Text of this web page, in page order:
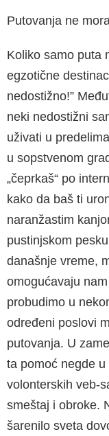
Putovanja ne
Koliko samo puta
egzotične
nedostižno!”
neki nedostižni
uživati u
u sopstvenom
„čeprkaš“ po
kako da baš ti
naranžastim
pustinjskom
današnje vreme,
omogućavaju
probudimo u
određeni poslovi
putovanja. U
ta pomoć negde
volonterskih veb-
smeštaj i obroke.
šarenilo sveta